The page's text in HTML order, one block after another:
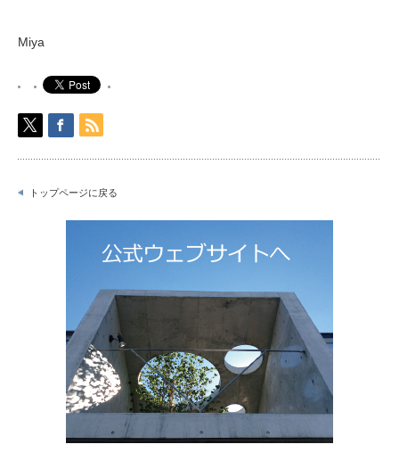
Miya
トップページに戻る